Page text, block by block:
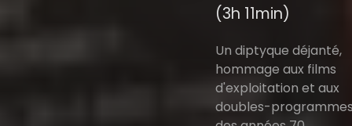
(3h 11min)
Un diptyque déjanté,
hommage aux films
d'exploitation et aux
doubles-